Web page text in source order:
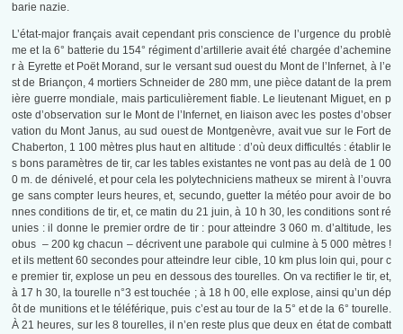
barie nazie.
L’état-major français avait cependant pris conscience de l’urgence du problè
me et la 6° batterie du 154° régiment d’artillerie avait été chargée d’achemine
r à Eyrette et Poët Morand, sur le versant sud ouest du Mont de l’Infernet, à l’e
st de Briançon, 4 mortiers Schneider de 280 mm, une pièce datant de la prem
ière guerre mondiale, mais particulièrement fiable. Le lieutenant Miguet, en p
oste d’observation sur le Mont de l’Infernet, en liaison avec les postes d’obser
vation du Mont Janus, au sud ouest de Montgenèvre, avait vue sur le Fort de
Chaberton, 1 100 mètres plus haut en altitude : d’où deux difficultés : établir le
s bons paramètres de tir, car les tables existantes ne vont pas au delà de 1 00
0 m. de dénivelé, et pour cela les polytechniciens matheux se mirent à l’ouvra
ge sans compter leurs heures, et, secundo, guetter la météo pour avoir de bo
nnes conditions de tir, et, ce matin du 21 juin, à 10 h 30, les conditions sont ré
unies : il donne le premier ordre de tir : pour atteindre 3 060 m. d’altitude, les
obus – 200 kg chacun – décrivent une parabole qui culmine à 5 000 mètres !
et ils mettent 60 secondes pour atteindre leur cible, 10 km plus loin qui, pour c
e premier tir, explose un peu en dessous des tourelles. On va rectifier le tir, et,
à 17 h 30, la tourelle n°3 est touchée ; à 18 h 00, elle explose, ainsi qu’un dép
ôt de munitions et le téléférique, puis c’est au tour de la 5° et de la 6° tourelle.
À 21 heures, sur les 8 tourelles, il n’en reste plus que deux en état de combatt